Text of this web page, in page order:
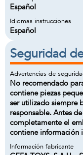
Español
Idiomas instrucciones
Español
Seguridad
Advertencias de
No recomendado
contiene piezas
ser utilizado siempre
responsable. Antes
completamente el
contiene información
Información fabricante